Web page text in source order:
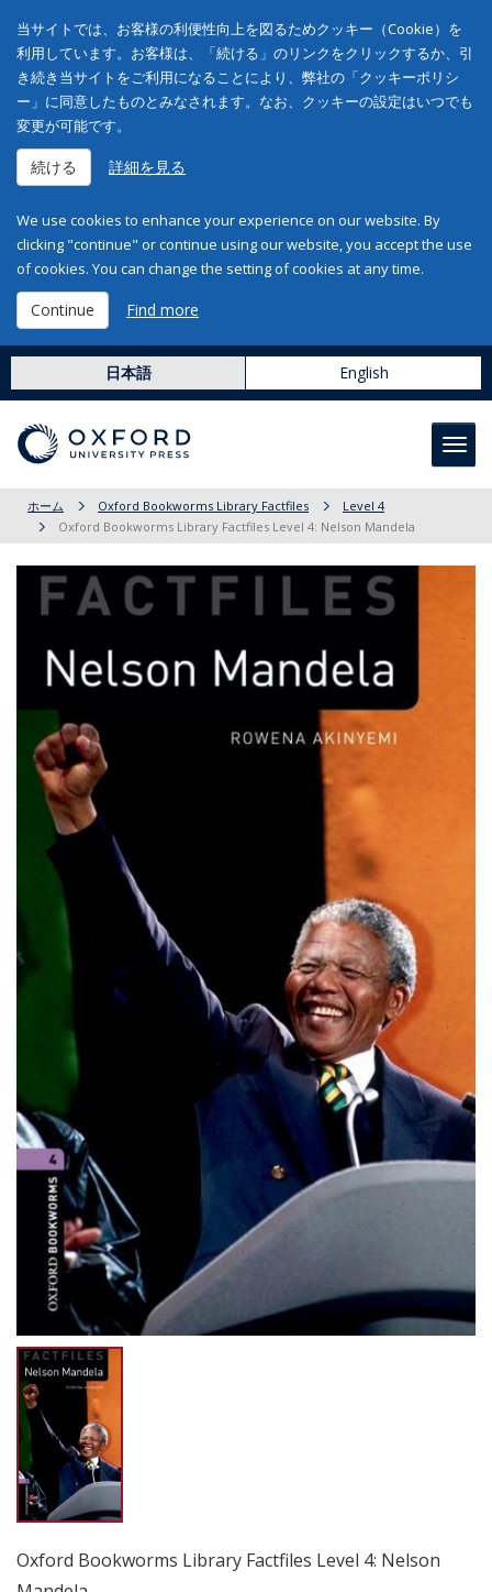
当サイトでは、お客様の利便性向上を図るためクッキー（Cookie）を
利用しています。お客様は、「続ける」のリンクをクリックするか、引
き続き当サイトをご利用になることにより、弊社の「クッキーポリシ
ー」に同意したものとみなされます。なお、クッキーの設定はいつでも
変更が可能です。
続ける 詳細を見る
We use cookies to enhance your experience on our website. By
clicking "continue" or continue using our website, you accept the use
of cookies. You can change the setting of cookies at any time.
Continue Find more
日本語 English
ホーム Oxford Bookworms Library Factfiles
Level 4
Oxford Bookworms Library Factfiles Level 4: Nelson Mandela
Oxford Bookworms Library Factfiles Level 4: Nelson